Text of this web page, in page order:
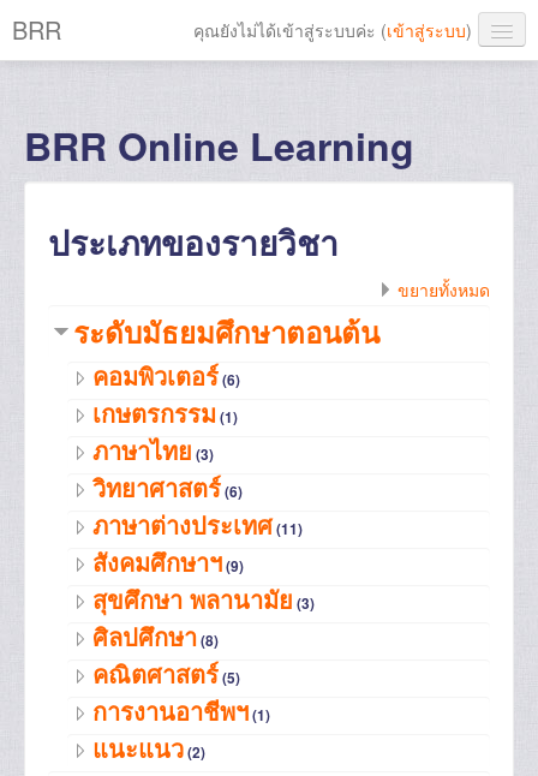
BRR คุณยังไม่ได้เข้าสู่ระบบค่ะ (เข้าสู่ระบบ)
BRR Online Learning
ประเภทของรายวิชา
ขยายทั้งหมด
ระดับมัธยมศึกษาตอนต้น
คอมพิวเตอร์(6)
เกษตรกรรม (1)
ภาษาไทย (3)
วิทยาศาสตร์(6)
ภาษาต่างประเทศ(11)
สังคมศึกษาฯ(9)
สุขศึกษา พลานามัย (3)
ศิลปศึกษา(8)
คณิตศาสตร์(5)
การงานอาชีพฯ(1)
แนะแนว(2)